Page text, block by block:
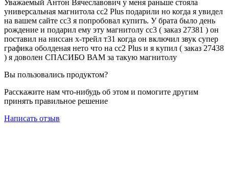
Уважаемый Антон Вячеславович у меня раньше стояла
универсальная магнитола cc2 Plus подарили но когда я увидел
на вашем сайте сс3 я попробовал купить. У брата было день
рождение и подарил ему эту магнитолу сс3 ( заказ 27381 ) он
поставил на ниссан х-трейл т31 когда он включил звук супер
графика оболденая нето что на сс2 Plus и я купил ( заказ 27438
) я доволен СПАСИБО ВАМ за такую магнитолу
Вы пользовались продуктом?
Расскажите нам что-нибудь об этом и помогите другим
принять правильное решение
Написать отзыв